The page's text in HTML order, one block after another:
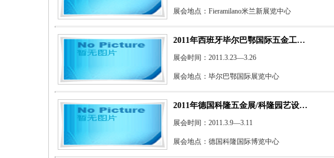
展会地点：Fieramilano米兰新展览中心
2011年西班牙毕尔巴鄂国际五金工…
展会时间：2011.3.23—3.26
展会地点：毕尔巴鄂国际展览中心
2011年德国科隆五金展/科隆园艺设…
展会时间：2011.3.9—3.11
展会地点：德国科隆国际博览中心